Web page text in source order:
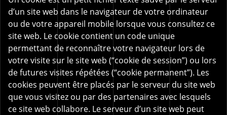
d’un site web dans le navigateur de votre ordinateur
ou de votre appareil mobile lorsque vous consultez ce
site web. Le cookie contient un code unique
permettant de reconnaître votre navigateur lors de
votre visite sur le site web (“cookie de session”) ou lors
de futures visites répétées (“cookie permanent”). Les
cookies peuvent être placés par le serveur du site web
que vous visitez ou par des partenaires avec lesquels
ce site web collabore. Le serveur d’un site web peut